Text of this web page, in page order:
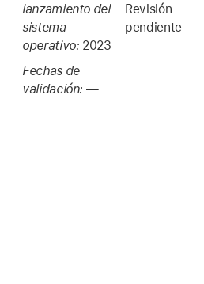
lanzamiento del
sistema
operativo: 2023
Fechas de
validación: —
Revisión
pendiente